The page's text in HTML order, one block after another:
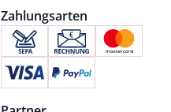
Zahlungsarten